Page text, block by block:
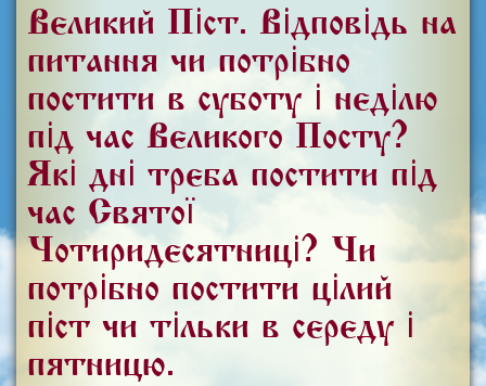
Великий Піст. Відповідь на
питання чи потрібно
постити в суботу і неділю
під час Великого Посту?
Які дні треба постити під
час Святої
Чотиридесятниці? Чи
потрібно постити цілий
піст чи тільки в середу і
пятницю.